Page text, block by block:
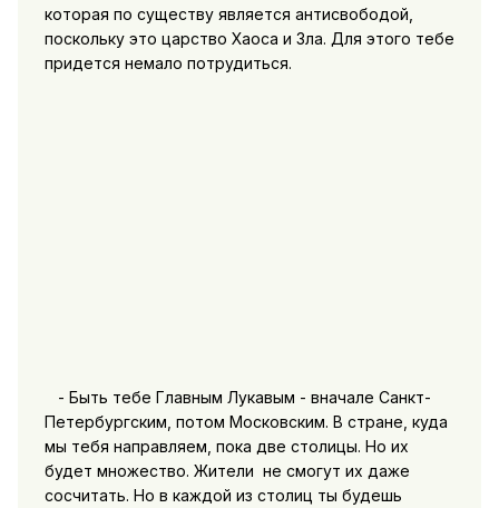
которая по существу является антисвободой,
поскольку это царство Хаоса и Зла. Для этого тебе
придется немало потрудиться.
- Быть тебе Главным Лукавым - вначале Санкт-
Петербургским, потом Московским. В стране, куда
мы тебя направляем, пока две столицы. Но их
будет множество. Жители не смогут их даже
сосчитать. Но в каждой из столиц ты будешь